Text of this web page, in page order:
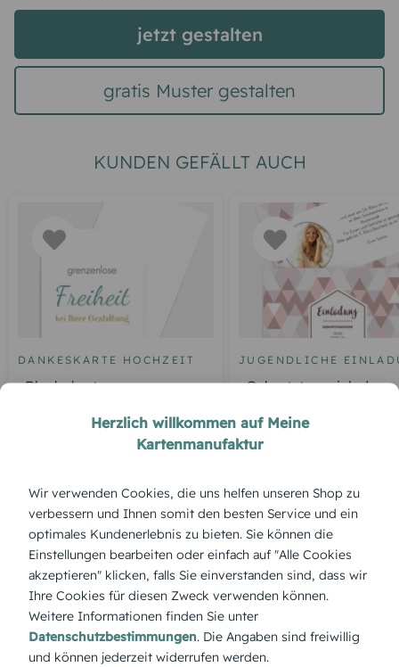
jetzt gestalten
gratis Muster gestalten
KUNDEN GEFÄLLT AUCH
DANKESKARTE HOCHZEIT
Blankokarte
JUGENDLICHE
Geburtstagseinladung
ÜBERBLICK:
Produktbeschreibung
Zart und verspielt: „Rosa Wölkchen“ lädt zu einem liebevollen
Geburtstag ein – wie eine Umarmung auf Papier.
Herzlich willkommen auf Meine
Kartenmanufaktur
Wir verwenden Cookies, die uns helfen unseren Shop zu
verbessern und Ihnen somit den besten Service und ein
optimales Kundenerlebnis zu bieten. Sie können die
Einstellungen bearbeiten oder einfach auf "Alle Cookies
akzeptieren" klicken, falls Sie einverstanden sind, dass wir
Ihre Cookies für diesen Zweck verwenden können.
Weitere Informationen finden Sie unter
Datenschutzbestimmungen. Die Angaben sind freiwillig
und können jederzeit widerrufen werden.